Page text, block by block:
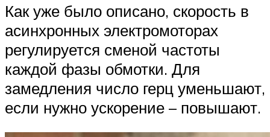
Как уже было описано, скорость в
асинхронных электромоторах
регулируется сменой частоты
каждой фазы обмотки. Для
замедления число герц уменьшают,
если нужно ускорение – повышают.